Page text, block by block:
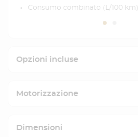
Consumo combinato (L/100 km)
Opzioni incluse
Motorizzazione
Dimensioni